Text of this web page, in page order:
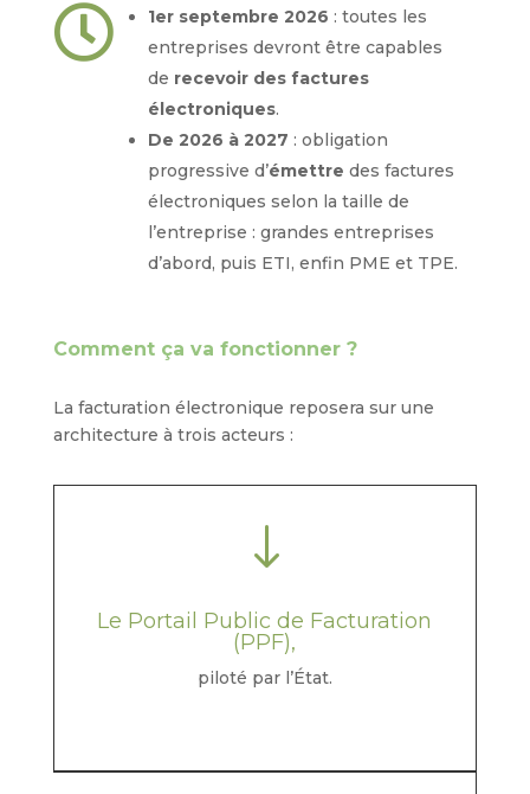
 1er septembre 2026 : toutes les
entreprises devront être capables
de recevoir des factures
électroniques.
De 2026 à 2027 : obligation
progressive d’émettre des factures
électroniques selon la taille de
l’entreprise : grandes entreprises
d’abord, puis ETI, enfin PME et TPE.
Comment ça va fonctionner ?
La facturation électronique reposera sur une
architecture à trois acteurs :
"
Le Portail Public de Facturation
(PPF),
piloté par l’État.